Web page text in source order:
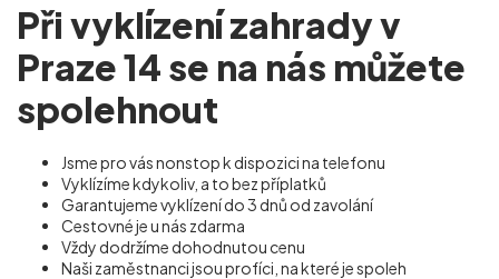
Při vyklízení zahrady v
Praze 14 se na nás můžete
spolehnout
Jsme pro vás nonstop k dispozici na telefonu
Vyklízíme kdykoliv, a to bez příplatků
Garantujeme vyklízení do 3 dnů od zavolání
Cestovné je u nás zdarma
Vždy dodržíme dohodnutou cenu
Naši zaměstnanci jsou profíci, na které je spoleh